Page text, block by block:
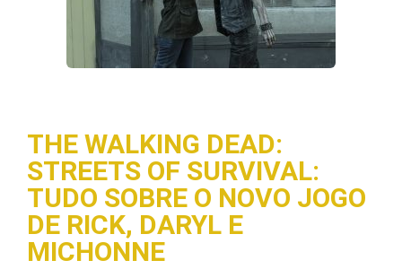
THE WALKING DEAD:
STREETS OF SURVIVAL:
TUDO SOBRE O NOVO JOGO
DE RICK, DARYL E
MICHONNE